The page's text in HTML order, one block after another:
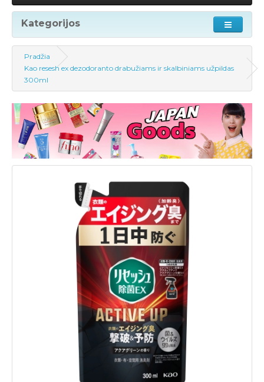
Kategorijos
Pradžia
Kao resesh ex dezodoranto drabužiams ir skalbiniams užpildas
300ml